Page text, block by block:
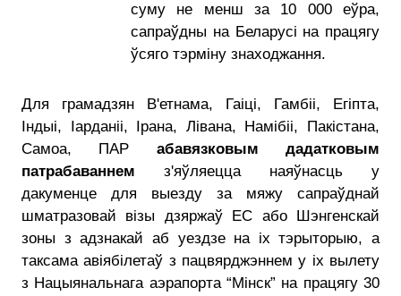
суму не менш за 10 000 еўра,
сапраўдны на Беларусі на працягу
ўсяго тэрміну знаходжання.
Для грамадзян В'етнама, Гаіці, Гамбіі, Егіпта,
Індыі, Іарданіі, Ірана, Лівана, Намібіі, Пакістана,
Самоа, ПАР абавязковым дадатковым
патрабаваннем з'яўляецца наяўнасць у
дакуменце для выезду за мяжу сапраўднай
шматразовай візы дзяржаў ЕС або Шэнгенскай
зоны з адзнакай аб уездзе на іх тэрыторыю, а
таксама авіябілетаў з пацвярджэннем у іх вылету
з Нацыянальнага аэрапорта “Мінск” на працягу 30